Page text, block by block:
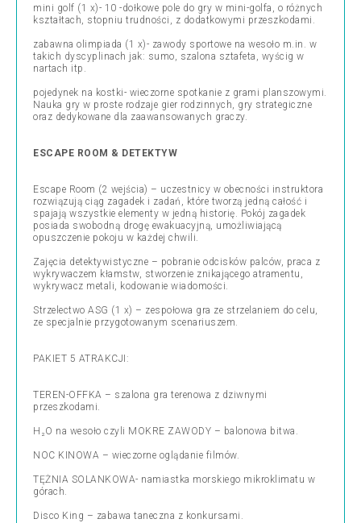
mini golf (1 x)- 10 -dołkowe pole do gry w mini-golfa, o różnych
kształtach, stopniu trudności, z dodatkowymi przeszkodami.
zabawna olimpiada (1 x)- zawody sportowe na wesoło m.in. w
takich dyscyplinach jak: sumo, szalona sztafeta, wyścig w
nartach itp.
pojedynek na kostki- wieczorne spotkanie z grami planszowymi.
Nauka gry w proste rodzaje gier rodzinnych, gry strategiczne
oraz dedykowane dla zaawansowanych graczy.
ESCAPE ROOM & DETEKTYW
Escape Room (2 wejścia) – uczestnicy w obecności instruktora
rozwiązują ciąg zagadek i zadań, które tworzą jedną całość i
spajają wszystkie elementy w jedną historię. Pokój zagadek
posiada swobodną drogę ewakuacyjną, umożliwiającą
opuszczenie pokoju w każdej chwili.
Zajęcia detektywistyczne – pobranie odcisków palców, praca z
wykrywaczem kłamstw, stworzenie znikającego atramentu,
wykrywacz metali, kodowanie wiadomości.
Strzelectwo ASG (1 x) – zespołowa gra ze strzelaniem do celu,
ze specjalnie przygotowanym scenariuszem.
PAKIET 5 ATRAKCJI:
TEREN-OFFKA – szalona gra terenowa z dziwnymi
przeszkodami.
H₂O na wesoło czyli MOKRE ZAWODY – balonowa bitwa.
NOC KINOWA – wieczorne oglądanie filmów.
TĘŻNIA SOLANKOWA- namiastka morskiego mikroklimatu w
górach.
Disco King – zabawa taneczna z konkursami.